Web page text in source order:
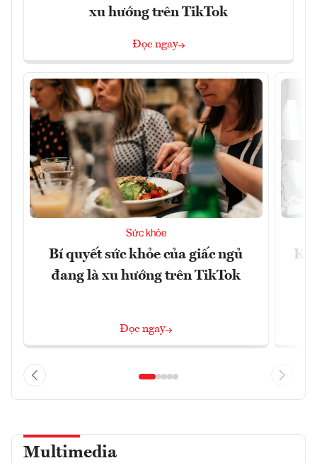
xu hướng trên TikTok
Đọc ngay
Sức khỏe
Bí quyết sức khỏe của giấc ngủ
đang là xu hướng trên TikTok
Đọc ngay
Multimedia